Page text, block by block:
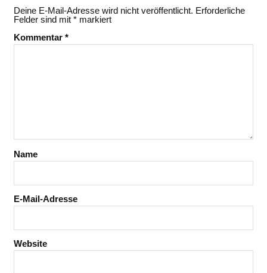
Deine E-Mail-Adresse wird nicht veröffentlicht. Erforderliche
Felder sind mit *markiert
Kommentar *
Name
E-Mail-Adresse
Website